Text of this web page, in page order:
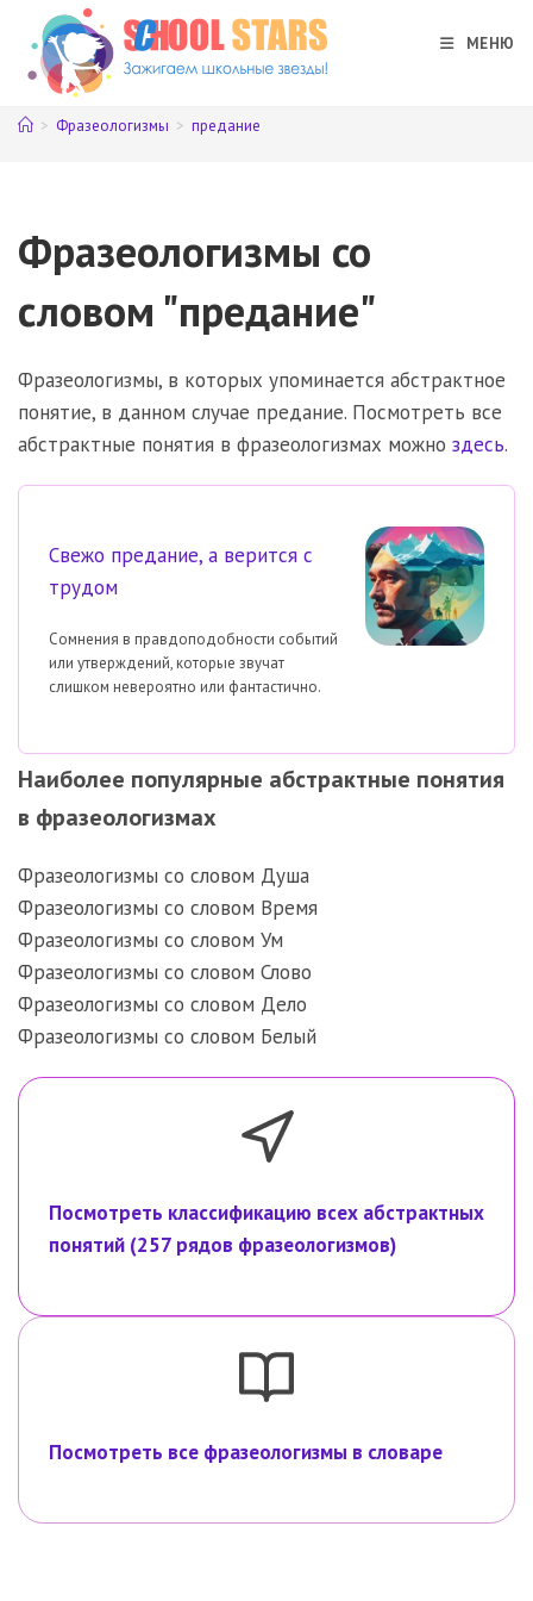
Перейти
содержимому
МЕНЮ
> Фразеологизмы > предание
Фразеологизмы со
словом "предание"
Фразеологизмы, в которых упоминается абстрактное
понятие, в данном случае предание. Посмотреть все
абстрактные понятия в фразеологизмах можно здесь.
Свежо предание, а верится с
трудом
Сомнения в правдоподобности событий
или утверждений, которые звучат
слишком невероятно или фантастично.
Наиболее популярные абстрактные понятия
в фразеологизмах
Фразеологизмы со словом Душа
Фразеологизмы со словом Время
Фразеологизмы со словом Ум
Фразеологизмы со словом Слово
Фразеологизмы со словом Дело
Фразеологизмы со словом Белый
Посмотреть классификацию всех абстрактных
понятий (257 рядов фразеологизмов)
Посмотреть все фразеологизмы в словаре